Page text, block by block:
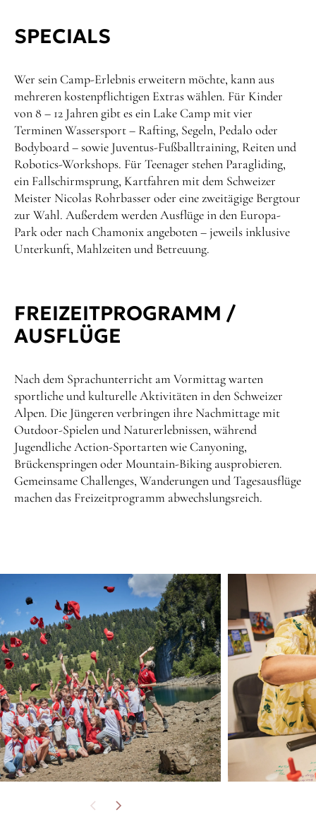
SPECIALS
Wer sein Camp-Erlebnis erweitern möchte, kann aus
mehreren kostenpflichtigen Extras wählen. Für Kinder
von 8 – 12 Jahren gibt es ein Lake Camp mit vier
Terminen Wassersport – Rafting, Segeln, Pedalo oder
Bodyboard – sowie Juventus-Fußballtraining, Reiten und
Robotics-Workshops. Für Teenager stehen Paragliding,
ein Fallschirmsprung, Kartfahren mit dem Schweizer
Meister Nicolas Rohrbasser oder eine zweitägige Bergtour
zur Wahl. Außerdem werden Ausflüge in den Europa-
Park oder nach Chamonix angeboten – jeweils inklusive
Unterkunft, Mahlzeiten und Betreuung.
FREIZEITPROGRAMM /
AUSFLÜGE
Nach dem Sprachunterricht am Vormittag warten
sportliche und kulturelle Aktivitäten in den Schweizer
Alpen. Die Jüngeren verbringen ihre Nachmittage mit
Outdoor-Spielen und Naturerlebnissen, während
Jugendliche Action-Sportarten wie Canyoning,
Brückenspringen oder Mountain-Biking ausprobieren.
Gemeinsame Challenges, Wanderungen und Tagesausflüge
machen das Freizeitprogramm abwechslungsreich.